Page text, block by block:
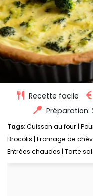
Recette facile
Préparation:
Tags:Cuisson au four
Brocolis Fromage de
Entrées chaudes Tarte